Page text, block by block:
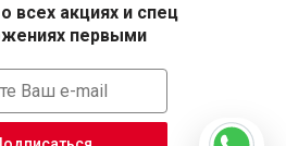
всех акциях и спец
первыми